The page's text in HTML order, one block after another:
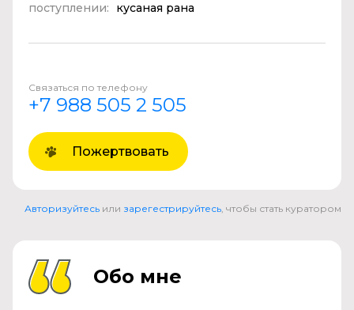
поступлении:
кусаная рана
Связаться по телефону
+7 988 505 2 505
Пожертвовать
Авторизуйтесь или зарегестрируйтесь, чтобы стать куратором
Обо мне